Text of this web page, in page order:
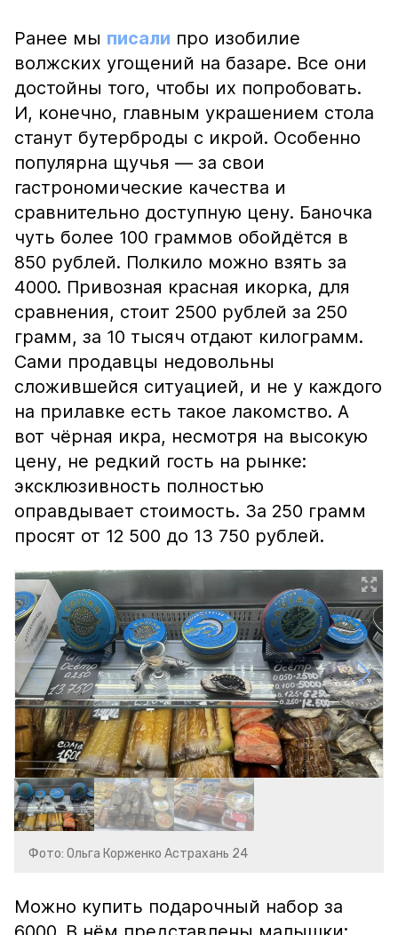
Ранее мы писали про изобилие
волжских угощений на базаре. Все они
достойны того, чтобы их попробовать.
И, конечно, главным украшением стола
станут бутерброды с икрой. Особенно
популярна щучья — за свои
гастрономические качества и
сравнительно доступную цену. Баночка
чуть более 100 граммов обойдётся в
850 рублей. Полкило можно взять за
4000. Привозная красная икорка, для
сравнения, стоит 2500 рублей за 250
грамм, за 10 тысяч отдают килограмм.
Сами продавцы недовольны
сложившейся ситуацией, и не у каждого
на прилавке есть такое лакомство. А
вот чёрная икра, несмотря на высокую
цену, не редкий гость на рынке:
эксклюзивность полностью
оправдывает стоимость. За 250 грамм
просят от 12 500 до 13 750 рублей.
Фото: Ольга Корженко Астрахань 24
Можно купить подарочный набор за